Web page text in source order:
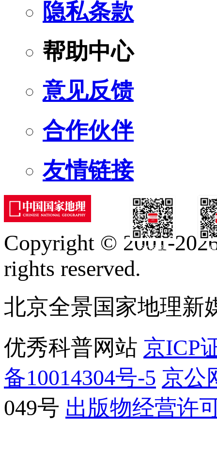
隐私条款
帮助中心
意见反馈
合作伙伴
友情链接
订阅号
Copyright © 2001-
rights reserved.
北京全景国家地理新
优秀科普网站 京ICP
备10014304号-5 京公
049号 出版物经营许